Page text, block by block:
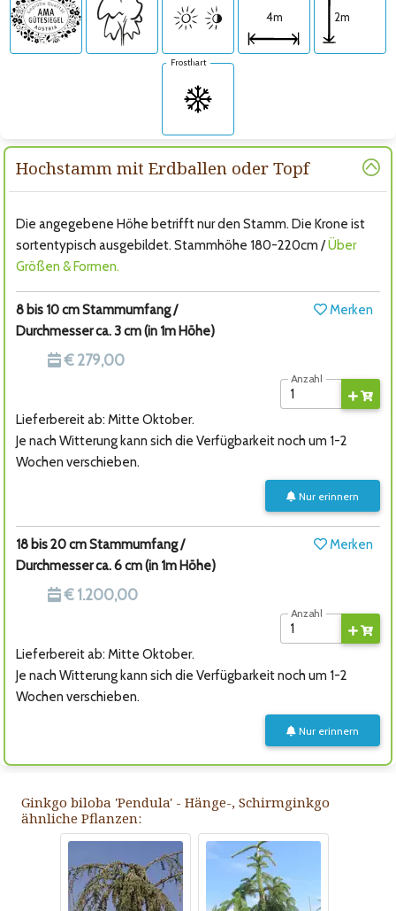
4m 2m
Frosthart
Hochstamm mit Erdballen oder Topf
Die angegebene Höhe betrifft nur den Stamm. Die Krone ist
sortentypisch ausgebildet. Stammhöhe 180-220cm /Über
Größen & Formen.
8 bis 10 cm Stammumfang /
Durchmesser ca. 3 cm (in 1m Höhe)
Merken
€ 279,00
Anzahl
Lieferbereit ab: Mitte Oktober.
Je nach Witterung kann sich die Verfügbarkeit noch um 1-2
Wochen verschieben.
Nur erinnern
18 bis 20 cm Stammumfang /
Durchmesser ca. 6 cm (in 1m Höhe)
Merken
€ 1.200,00
Anzahl
Lieferbereit ab: Mitte Oktober.
Je nach Witterung kann sich die Verfügbarkeit noch um 1-2
Wochen verschieben.
Nur erinnern
Ginkgo biloba 'Pendula' - Hänge-, Schirmginkgo
ähnliche Pflanzen: